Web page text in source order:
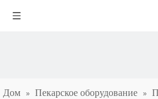
Дом » Пекарское оборудование »